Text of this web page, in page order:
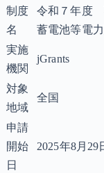
制度
名
令和７年度
蓄電池等電
実施
機関
jGrants
対象
地域
全国
申請
開始
日
2025年8月29